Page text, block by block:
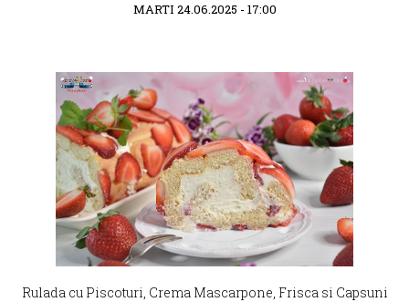
MARTI 24.06.2025 - 17:00
Rulada cu Piscoturi, Crema Mascarpone, Frisca si Capsuni